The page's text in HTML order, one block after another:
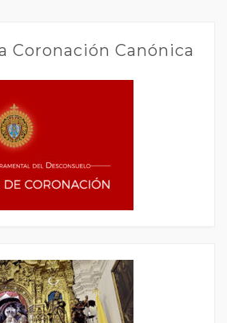
Coronación Canónica